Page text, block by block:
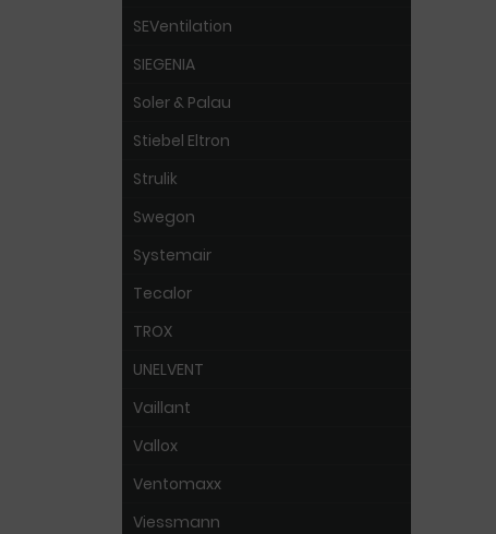
SEVentilation
SIEGENIA
Soler & Palau
Stiebel Eltron
Strulik
Swegon
Systemair
Tecalor
TROX
UNELVENT
Vaillant
Vallox
Ventomaxx
Viessmann